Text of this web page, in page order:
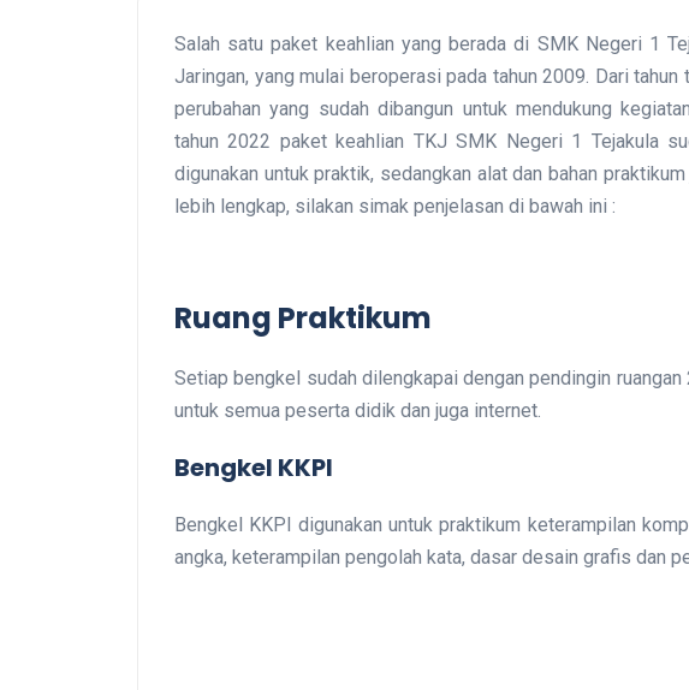
Salah satu paket keahlian yang berada di SMK Negeri 1
Jaringan, yang mulai beroperasi pada tahun 2009. Dari
perubahan yang sudah dibangun untuk mendukung
tahun 2022 paket keahlian TKJ SMK Negeri 1 Tejakula
digunakan untuk praktik, sedangkan alat dan bahan
lebih lengkap, silakan simak penjelasan di bawah ini :
Ruang Praktikum
Setiap bengkel sudah dilengkapai dengan pendingin
untuk semua peserta didik dan juga internet.
Bengkel KKPI
Bengkel KKPI digunakan untuk praktikum keterampilan
angka, keterampilan pengolah kata, dasar desain grafis dan